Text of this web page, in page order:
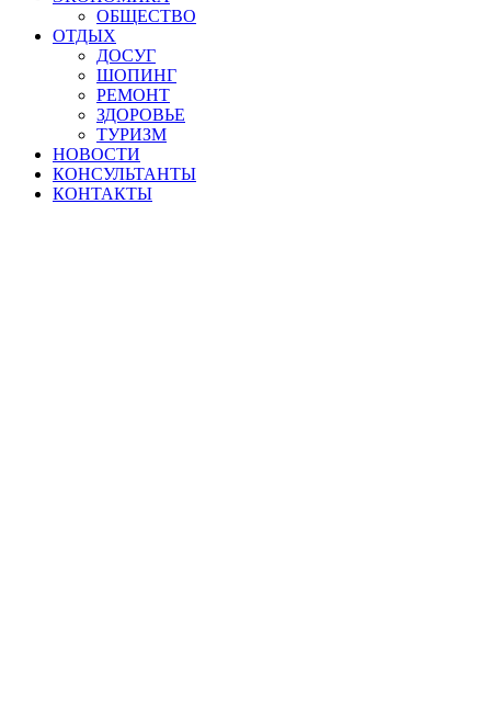
ОБЩЕСТВО
ОТДЫХ
ДОСУГ
ШОПИНГ
РЕМОНТ
ЗДОРОВЬЕ
ТУРИЗМ
НОВОСТИ
КОНСУЛЬТАНТЫ
КОНТАКТЫ